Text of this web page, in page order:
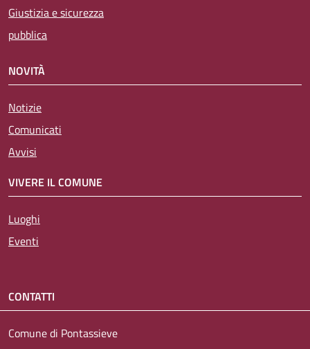
Giustizia e sicurezza
pubblica
NOVITÀ
Notizie
Comunicati
Avvisi
VIVERE IL COMUNE
Luoghi
Eventi
CONTATTI
Comune di Pontassieve